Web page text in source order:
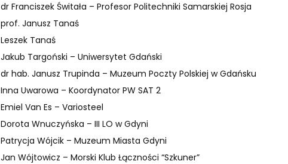
dr Franciszek Świtała – Profesor Politechniki Samarskiej Rosja
prof. Janusz Tanaś
Leszek Tanaś
Jakub Targoński – Uniwersytet Gdański
dr hab. Janusz Trupinda – Muzeum Poczty Polskiej w Gdańsku
Inna Uwarowa – Koordynator PW SAT 2
Emiel Van Es – Variosteel
Dorota Wnuczyńska – III LO w Gdyni
Patrycja Wójcik – Muzeum Miasta Gdyni
Jan Wójtowicz – Morski Klub Łączności “Szkuner”